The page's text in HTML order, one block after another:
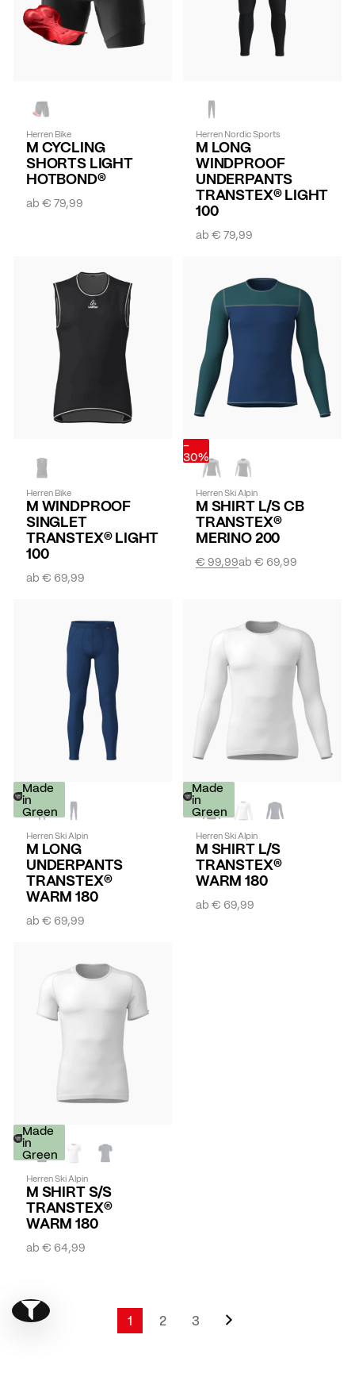
Herren Bike
M CYCLING
SHORTS LIGHT
HOTBOND®
ab€ 79,99
Herren Nordic Sports
M LONG
WINDPROOF
UNDERPANTS
TRANSTEX® LIGHT
100
ab€ 79,99
Herren Bike
M WINDPROOF
SINGLET
TRANSTEX® LIGHT
100
ab€ 69,99
-
30%
Herren Ski Alpin
M SHIRT L/S CB
TRANSTEX®
MERINO 200
ab€ 69,99
€ 99,99
Made
in
Green
Herren Ski Alpin
M LONG
UNDERPANTS
TRANSTEX®
WARM 180
ab€ 69,99
Made
in
Green
Herren Ski Alpin
M SHIRT L/S
TRANSTEX®
WARM 180
ab€ 69,99
Made
in
Green
Herren Ski Alpin
M SHIRT S/S
TRANSTEX®
WARM 180
ab€ 64,99
SeiteSie lesen gerade Seite
1 Seite
2 Seite
3
Show filter